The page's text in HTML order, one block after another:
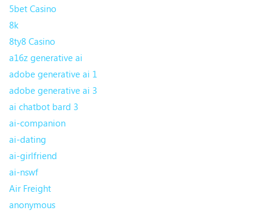
5bet Casino
8k
8ty8 Casino
a16z generative ai
adobe generative ai 1
adobe generative ai 3
ai chatbot bard 3
ai-companion
ai-dating
ai-girlfriend
ai-nswf
Air Freight
anonymous